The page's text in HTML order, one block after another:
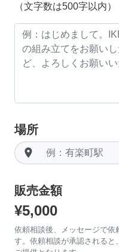
（文字数は500字以内）
場所
room
販売金額
¥5,000
依頼相談後、メッセージで依
す。依頼相談が承認される